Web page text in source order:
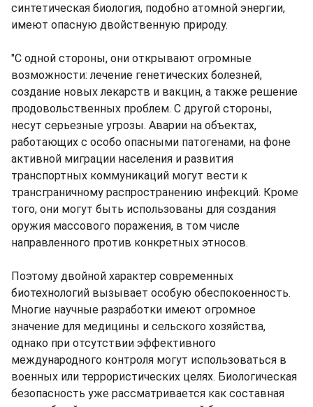
синтетическая биология, подобно атомной энергии,
имеют опасную двойственную природу.
"С одной стороны, они открывают огромные
возможности: лечение генетических болезней,
создание новых лекарств и вакцин, а также решение
продовольственных проблем. С другой стороны,
несут серьезные угрозы. Аварии на объектах,
работающих с особо опасными патогенами, на фоне
активной миграции населения и развития
транспортных коммуникаций могут вести к
трансграничному распространению инфекций. Кроме
того, они могут быть использованы для создания
оружия массового поражения, в том числе
направленного против конкретных этносов.
Поэтому двойной характер современных
биотехнологий вызывает особую обеспокоенность.
Многие научные разработки имеют огромное
значение для медицины и сельского хозяйства,
однако при отсутствии эффективного
международного контроля могут использоваться в
военных или террористических целях. Биологическая
безопасность уже рассматривается как составная